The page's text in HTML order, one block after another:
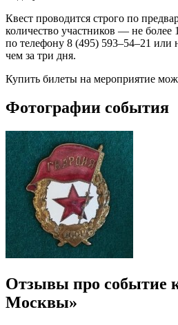
Квест проводится строго по
количество участников — не более
по телефону 8 (495) 593–54–21 или
чем за три дня.
Купить билеты на мероприятие
Фотографии события
Отзывы про событие
Москвы»